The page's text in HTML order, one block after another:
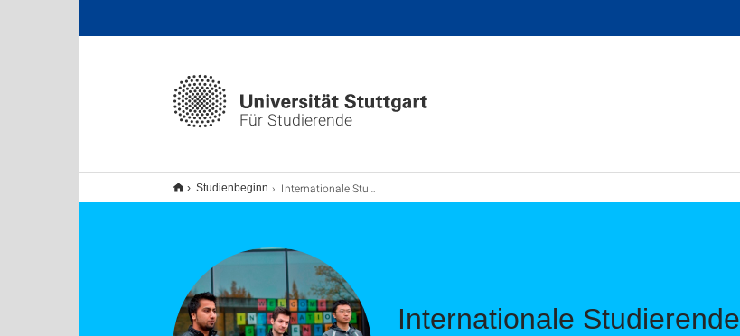
Für Studierende
Studienbeginn Internationale Studierende
Internationale Studierende